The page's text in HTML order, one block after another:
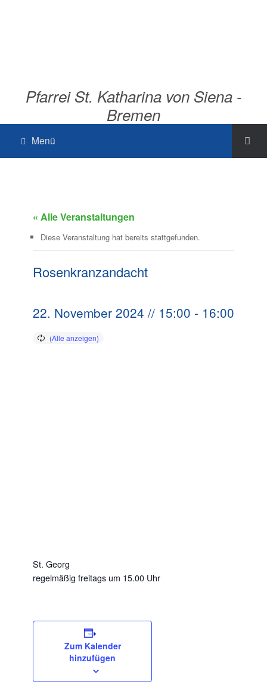
Pfarrei St. Katharina von Siena -
Bremen
Menü
« Alle Veranstaltungen
Diese Veranstaltung hat bereits stattgefunden.
Rosenkranzandacht
22. November 2024 // 15:00 - 16:00
St. Georg
regelmäßig freitags um 15.00 Uhr
Zum Kalender
hinzufügen